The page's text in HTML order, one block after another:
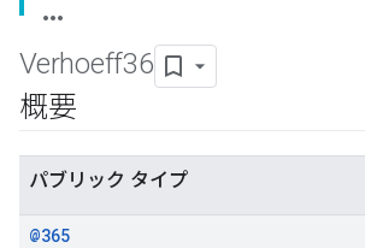
Verhoeff36
概要
パブリック タイプ
@365